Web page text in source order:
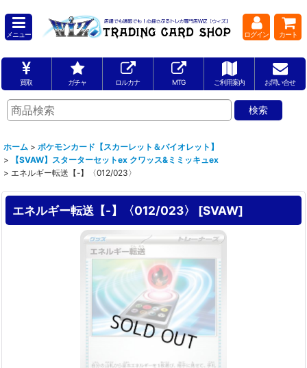
メニュー ログイン カート
買取 ガチャ ロルカナ MTG ご利用案内 お問い合せ
ホーム > ポケモンカード【スカーレット＆バイオレット】
>
【SVAW】スターターセットex クワッス&ミミッキュex
> エネルギー転送【-】〈012/023〉
エネルギー転送【-】〈012/023〉 [SVAW]